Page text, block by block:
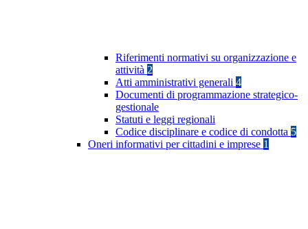
Riferimenti normativi su organizzazione e
attività 2
Atti amministrativi generali 4
Documenti di programmazione strategico-
gestionale
Statuti e leggi regionali
Codice disciplinare e codice di condotta 5
Oneri informativi per cittadini e imprese 1